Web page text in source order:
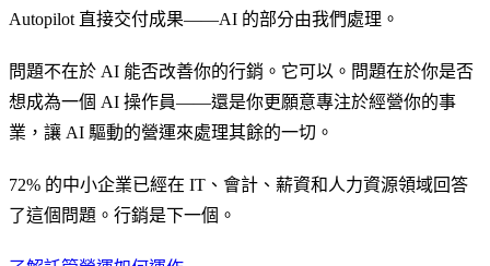
Autopilot 直接交付成果——AI 的部分由我們處理。
問題不在於 AI 能否改善你的行銷。它可以。問題在於你是否
想成為一個 AI 操作員——還是你更願意專注於經營你的事
業，讓 AI 驅動的營運來處理其餘的一切。
72% 的中小企業已經在 IT、會計、薪資和人力資源領域回答
了這個問題。行銷是下一個。